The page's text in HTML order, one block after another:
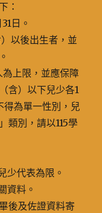
：
日。
以後出生者，並
上限，並應保障
含）以下兒少各1
得為單一性別，兒
類別，請以115學
少代表為限。
資料。
後及佐證資料寄